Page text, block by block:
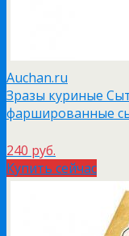
Auchan.ru
Зразы куриные
фаршированные
240 руб.
Купить сейчас